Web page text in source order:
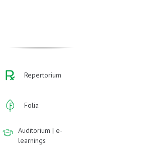
Repertorium
Folia
Auditorium | e-
learnings